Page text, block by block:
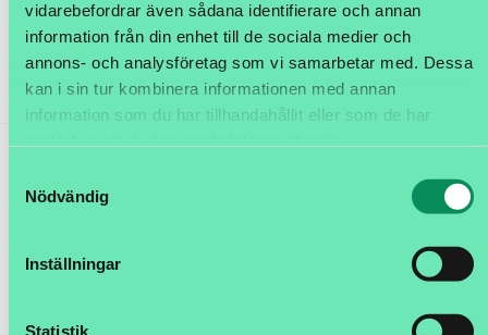
vidarebefordrar även sådana identifierare och annan
information från din enhet till de sociala medier och
annons- och analysföretag som vi samarbetar med. Dessa
kan i sin tur kombinera informationen med annan
information som du har tillhandahållit eller som de har
Nödvändig
Inställningar
Statistik